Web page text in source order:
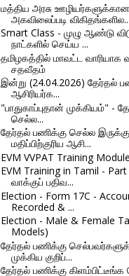
மத்திய அரசு ஊழியர்களுக்கான
அகவிலைப்படி விகிதங்களில...
Smart Class - முழு ஆண்டு
நாட்களில் செய்ய ...
தமிழகத்தில் மாவட்ட வாரியாக
சதவீதம்
இன்று (24.04.2026) தேர்தல்
ஆசிரியர்க...
"பாதுகாப்புதான் முக்கியம்" -
செல்ல...
தேர்தல் பணிக்கு செல்ல
மதிப்பிற்குரிய ஆசி...
EVM VVPAT Training
EVM Training in Tamil -
வாக்குப் பதிவ...
Election - Form 17C -
Recorded & ...
Election - Male & Female
Models)
தேர்தல் பணிக்கு
முக்கிய குறிப்...
தேர்தல் பணிக்கு கிளம்பிட்டீங்க